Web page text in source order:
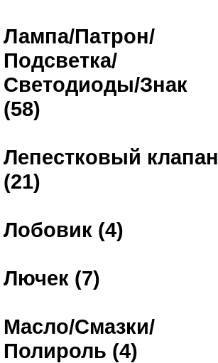
Лампа/Патрон/
Подсветка/
Светодиоды/Знак
(58)
Лепестковый клапан
(21)
Лобовик (4)
Лючек (7)
Масло/Смазки/
Полироль (4)